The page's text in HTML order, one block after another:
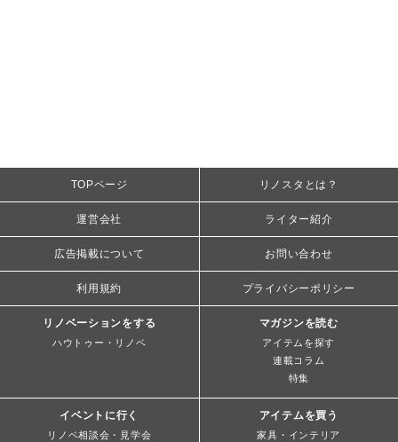
TOPページ リノスタとは？
運営会社 ライター紹介
広告掲載について お問い合わせ
利用規約 プライバシーポリシー
リノベーションをする
ハウトゥー・リノベ
マガジンを読む
アイテムを探す
連載コラム
特集
イベントに行く
リノベ相談会・見学会
アイテムを買う
家具・インテリア